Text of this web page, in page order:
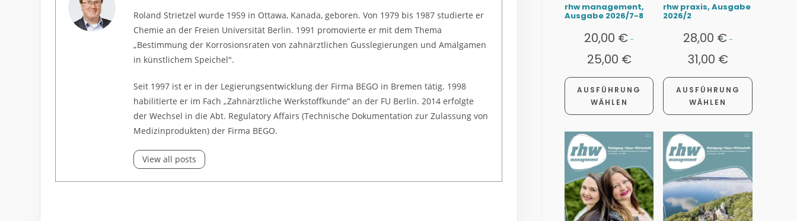
Roland Strietzel wurde 1959 in Ottawa, Kanada, geboren. Von 1979 bis 1987 studierte er
Chemie an der Freien Universität Berlin. 1991 promovierte er mit dem Thema
„Bestimmung der Korrosionsraten von zahnärztlichen Gusslegierungen und Amalgamen
in künstlichem Speichel".
Seit 1997 ist er in der Legierungsentwicklung der Firma BEGO in Bremen tätig. 1998
habilitierte er im Fach „Zahnärztliche Werkstoffkunde“ an der FU Berlin. 2014 erfolgte
der Wechsel in die Abt. Regulatory Affairs (Technische Dokumentation zur Zulassung von
Medizinprodukten) der Firma BEGO.
View all posts
rhw management,
Ausgabe 2026/7-8
20,00 €-
25,00 €
AUSFÜHRUNG
WÄHLEN
rhw praxis, Ausgabe
2026/2
28,00 €-
31,00 €
AUSFÜHRUNG
WÄHLEN